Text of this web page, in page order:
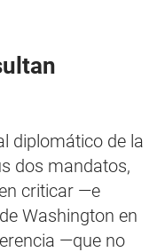
diplomático de la
dos mandatos,
criticar —e
Washington en
—que no